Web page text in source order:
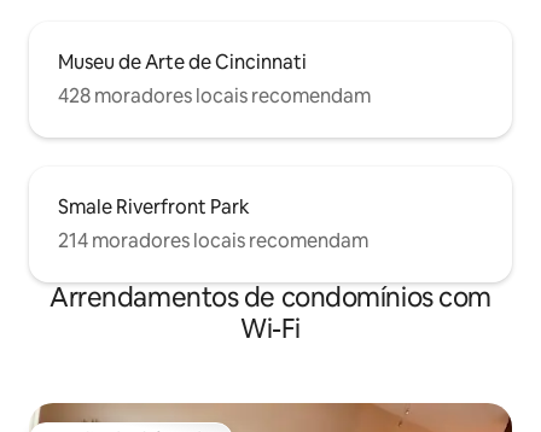
Museu de Arte de Cincinnati
428 moradores locais recomendam
Smale Riverfront Park
214 moradores locais recomendam
Arrendamentos de condomínios com
Wi-Fi